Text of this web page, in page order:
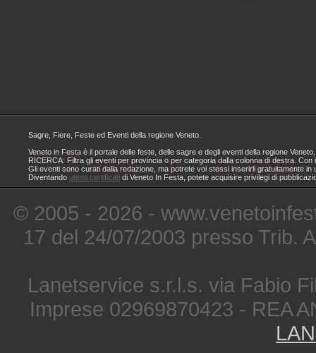
Sagre, Fiere, Feste ed Eventi della regione Veneto.
Veneto in Festa è il portale delle feste, delle sagre e degli eventi della regione
RICERCA: Filtra gli eventi per provincia o per categoria dalla colonna di destra.
Gli eventi sono curati dalla redazione, ma potrete voi stessi inserirli gratuitamente
Diventando utenti certificati di Veneto In Festa, potete acquisire privilegi di
© 2005 - 2026 -
17 del 24/07/2003 presso Trib.
Lanetservice s.r.l.s. via Fabio
Imprese 02969870423 - REA